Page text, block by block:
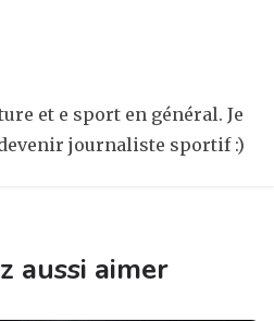
et e sport en général. Je
journaliste sportif :)
aussi aimer